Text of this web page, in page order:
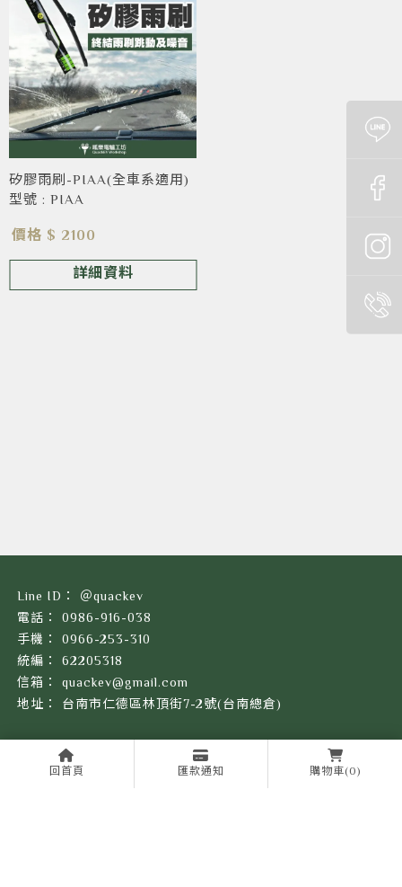
矽膠雨刷-PIAA(全車系適用)
型號 : PIAA
價格 $ 2100
詳細資料
回首頁 匯款通知 購物車(0)
＠quackev
0986-916-038
0966-253-310
62205318
quackev@gmail.com
台南市仁德區林頂街7-2號(台南總倉)
呱樂起源 限時優惠
產品目錄